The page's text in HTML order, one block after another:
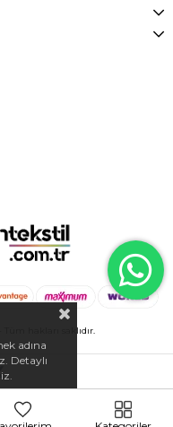
- Tüm hakları saklıdır.
adına
Detaylı